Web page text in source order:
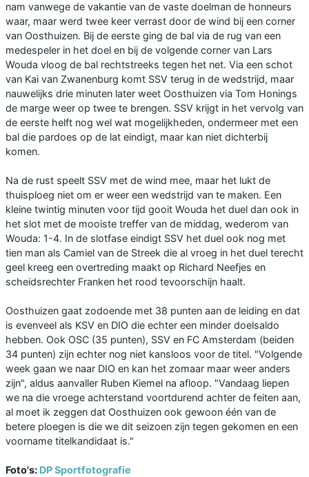
nam vanwege de vakantie van de vaste doelman de honneurs
waar, maar werd twee keer verrast door de wind bij een corner
van Oosthuizen. Bij de eerste ging de bal via de rug van een
medespeler in het doel en bij de volgende corner van Lars
Wouda vloog de bal rechtstreeks tegen het net. Via een schot
van Kai van Zwanenburg komt SSV terug in de wedstrijd, maar
nauwelijks drie minuten later weet Oosthuizen via Tom Honings
de marge weer op twee te brengen. SSV krijgt in het vervolg van
de eerste helft nog wel wat mogelijkheden, ondermeer met een
bal die pardoes op de lat eindigt, maar kan niet dichterbij
komen.
Na de rust speelt SSV met de wind mee, maar het lukt de
thuisploeg niet om er weer een wedstrijd van te maken. Een
kleine twintig minuten voor tijd gooit Wouda het duel dan ook in
het slot met de mooiste treffer van de middag, wederom van
Wouda: 1-4. In de slotfase eindigt SSV het duel ook nog met
tien man als Camiel van de Streek die al vroeg in het duel terecht
geel kreeg een overtreding maakt op Richard Neefjes en
scheidsrechter Franken het rood tevoorschijn haalt.
Oosthuizen gaat zodoende met 38 punten aan de leiding en dat
is evenveel als KSV en DIO die echter een minder doelsaldo
hebben. Ook OSC (35 punten), SSV en FC Amsterdam (beiden
34 punten) zijn echter nog niet kansloos voor de titel. "Volgende
week gaan we naar DIO en kan het zomaar maar weer anders
zijn", aldus aanvaller Ruben Kiemel na afloop. "Vandaag liepen
we na die vroege achterstand voortdurend achter de feiten aan,
al moet ik zeggen dat Oosthuizen ook gewoon één van de
betere ploegen is die we dit seizoen zijn tegen gekomen en een
voorname titelkandidaat is."
Foto's: DP Sportfotografie